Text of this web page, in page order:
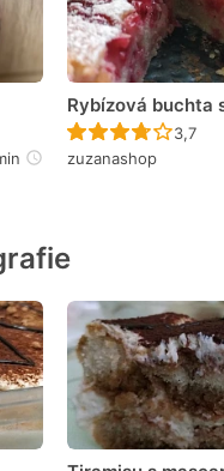
hodnocen
Rybízová buchta
3,7
zuzanashop